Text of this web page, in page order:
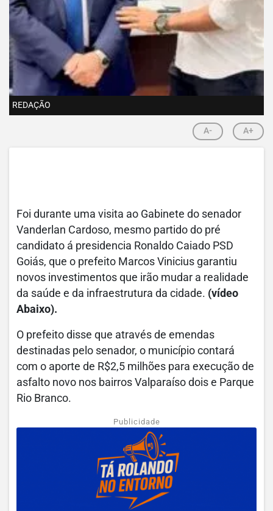
REDAÇÃO
A- A+
Foi durante uma visita ao Gabinete do senador
Vanderlan Cardoso, mesmo partido do pré
candidato á presidencia Ronaldo Caiado PSD
Goiás, que o prefeito Marcos Vinicius garantiu
novos investimentos que irão mudar a realidade
da saúde e da infraestrutura da cidade. (vídeo
Abaixo).
O prefeito disse que através de emendas
destinadas pelo senador, o município contará
com o aporte de R$2,5 milhões para execução de
asfalto novo nos bairros Valparaíso dois e Parque
Rio Branco.
Publicidade